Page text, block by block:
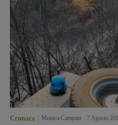
Cronaca Monica Campani 7 Agosto